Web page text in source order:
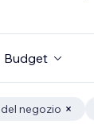
Budget
negozio